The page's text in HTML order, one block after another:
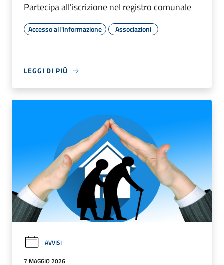
Partecipa all'iscrizione nel registro comunale
Accesso all'informazione Associazioni
LEGGI DI PIÙ
AVVISI
7 MAGGIO 2026